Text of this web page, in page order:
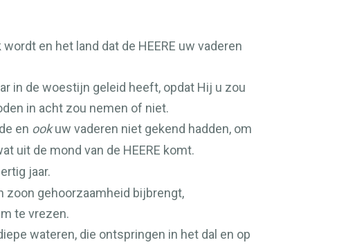
en het land dat de HEERE uw vaderen
in de woestijn geleid heeft, opdat Hij u zou
in acht zou nemen of niet.
en ookuw vaderen niet gekend hadden, om
uit de mond van de HEERE komt.
jaar.
zoon gehoorzaamheid bijbrengt,
te vrezen.
wateren, die ontspringen in het dal en op